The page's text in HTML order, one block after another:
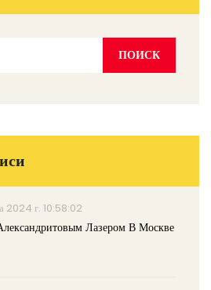
2024 г. 10:58:02
Лазером В Москве